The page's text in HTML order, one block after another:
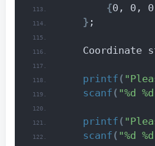
{0, 0,
} ;
Coordinate
printf (
scanf ( "%d
printf (
scanf ( "%d